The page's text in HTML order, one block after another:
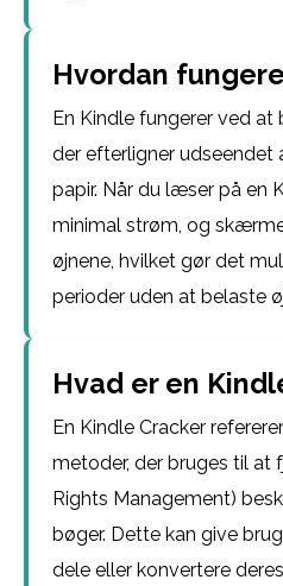
Hvordan
En Kindle fungerer ved at
der efterligner
papir. Når du læser på en
minimal strøm, og
øjnene, hvilket gør det
perioder uden at belaste
Hvad er en
En Kindle Cracker
metoder, der bruges til at
Rights Management)
bøger. Dette kan give
dele eller konvertere